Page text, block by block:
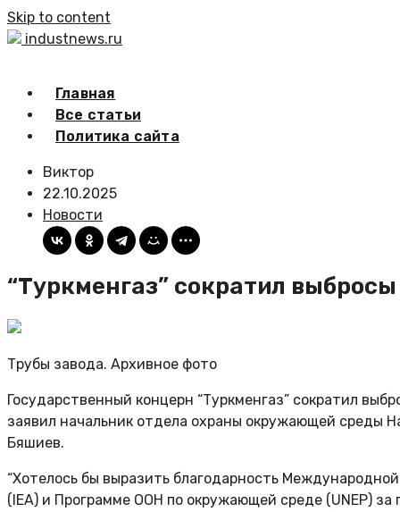
Skip to content
industnews.ru
Главная
Все статьи
Политика сайта
Виктор
22.10.2025
Новости
“Туркменгаз” сократил
Трубы завода. Архивное фото
Государственный концерн “Туркменгаз” сократил
заявил начальник отдела охраны окружающей среды
Бяшиев.
“Хотелось бы выразить благодарность
(IEA) и Программе ООН по окружающей среде (UNEP)